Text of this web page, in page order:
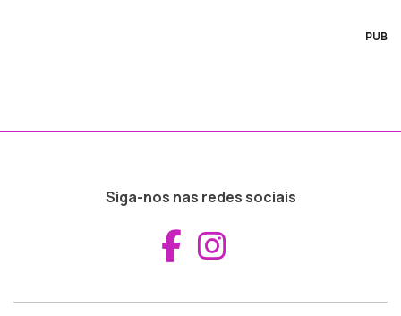
PUB
Siga-nos nas redes sociais
Aceder ao